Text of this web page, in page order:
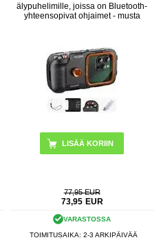
älypuhelimille, joissa on Bluetooth-
yhteensopivat ohjaimet - musta
77,95 EUR
73,95 EUR
VARASTOSSA
TOIMITUSAIKA: 2-3 ARKIPÄIVÄÄ